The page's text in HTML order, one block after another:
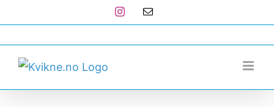
to
content
Instagram
E-